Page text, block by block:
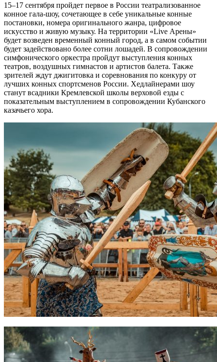
15–17 сентября пройдет первое в России театрализованное
конное гала-шоу, сочетающее в себе уникальные конные
постановки, номера оригинального жанра, цифровое
искусство и живую музыку. На территории «Live Арены»
будет возведен временный конный город, а в самом событии
будет задействовано более сотни лошадей. В сопровождении
симфонического оркестра пройдут выступления конных
театров, воздушных гимнастов и артистов балета. Также
зрителей ждут джигитовка и соревнования по конкуру от
лучших конных спортсменов России. Хедлайнерами шоу
станут всадники Кремлевской школы верховой езды с
показательным выступлением в сопровождении Кубанского
казачьего хора.